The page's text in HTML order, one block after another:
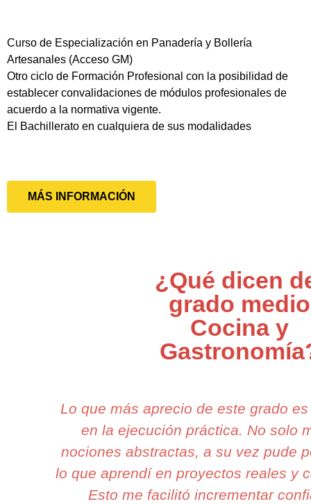
Curso de Especialización en Panadería y Bollería
Artesanales (Acceso GM)
Otro ciclo de Formación Profesional con la posibilidad de
establecer convalidaciones de módulos profesionales de
acuerdo a la normativa vigente.
El Bachillerato en cualquiera de sus modalidades
MÁS INFORMACIÓN
¿Qué dicen
grado medio
Cocina y
Lo que más aprecio de este grado
en la ejecución práctica. No solo
nociones abstractas, a su vez pude
lo que aprendí en proyectos reales y
Esto me facilitó incrementar